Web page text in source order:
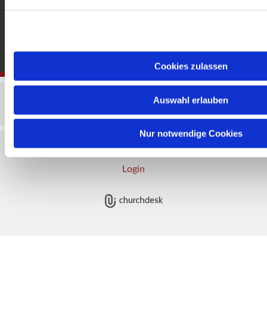
Cookies zulassen
Auswahl erlauben
Nur notwendige Cookies
Impressum Datenschutzerklärung
ChurchDesk-
Login